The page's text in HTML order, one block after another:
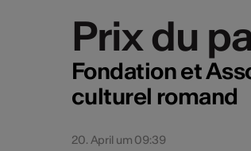
Prix du
Prix du
Fondation et
culturel romand
20. April um 09:39